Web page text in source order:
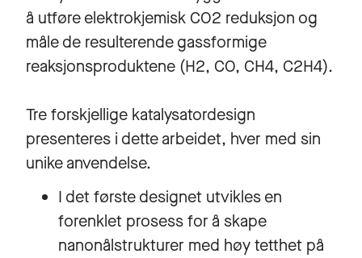
å utføre elektrokjemisk CO2 reduksjon og
måle de resulterende gassformige
reaksjonsproduktene (H2, CO, CH4, C2H4).
Tre forskjellige katalysatordesign
presenteres i dette arbeidet, hver med sin
unike anvendelse.
I det første designet utvikles en
forenklet prosess for å skape
nanonålstrukturer med høy tetthet på